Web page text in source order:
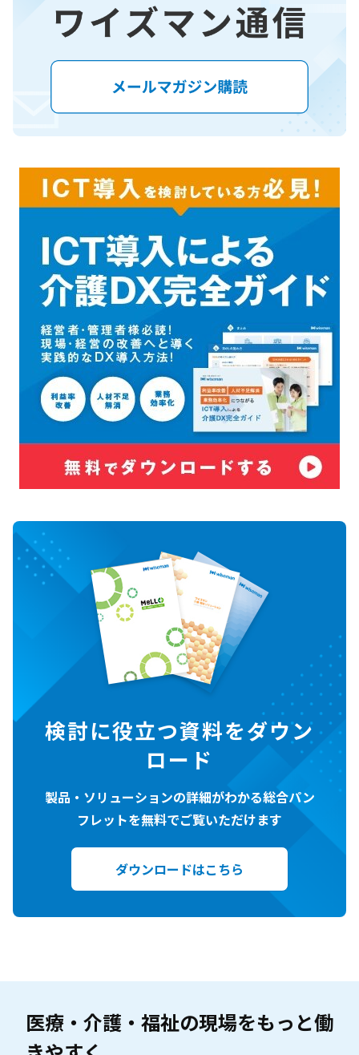
検討に役立つ資料をダウン
ロード
製品・ソリューションの詳細がわかる総合パン
フレットを無料でご覧いただけます
ダウンロードはこちら
医療・介護・福祉の現場をもっと働